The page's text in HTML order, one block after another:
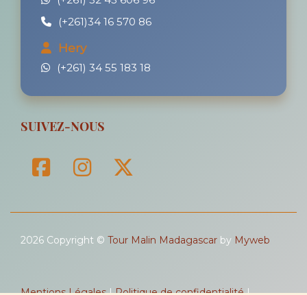
(+261)34 16 570 86
Hery
(+261) 34 55 183 18
SUIVEZ-NOUS
2026 Copyright © Tour Malin Madagascar by Myweb